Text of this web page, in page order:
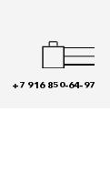
+7 916 850-64-97